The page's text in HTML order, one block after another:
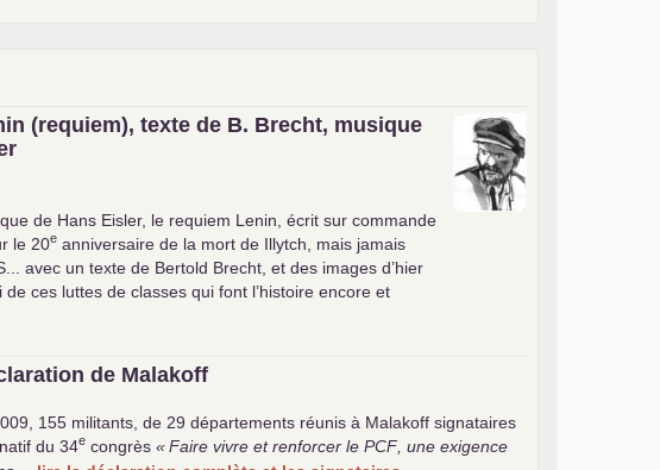
(requiem), texte de B. Brecht, musique
de Hans Eisler, le requiem Lenin, écrit sur commande
le 20e anniversaire de la mort de Illytch, mais jamais
... avec un texte de Bertold Brecht, et des images d’hier
de ces luttes de classes qui font l’histoire encore et
de Malakoff
155 militants, de 29 départements réunis à Malakoff signataires
du 34e congrès « Faire vivre et renforcer lePCF , une exigence